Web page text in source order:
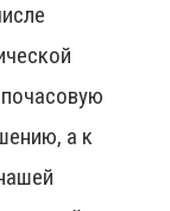
а к